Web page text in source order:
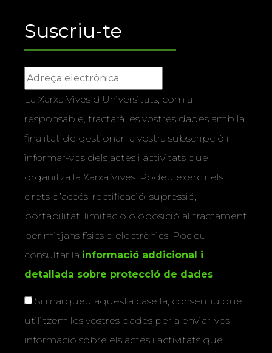
Suscriu-te
La Xarxa Vives d’Universitats, com a
responsable, tractarà les vostres dades amb la
finalitat de gestionar la vostra subscripció i
informar-vos dels actes i activitats que
organitza la Xarxa Vives. Podeu exercir els
drets d’accés, rectificació, supressió,
portabilitat, limitació o oposició al tractament
per mitjans físics o electrònics. Podeu
consultar la informació addicional i
detallada sobre protecció de dades.
Si marqueu aquesta casella, consentiu que
utilitzem les vostres dades per a enviar-vos
informació sobre els actes i activitats que